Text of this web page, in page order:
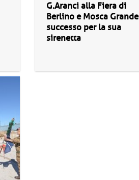
G.Aranci alla Fiera di
Berlino e Mosca Grande
successo per la sua
sirenetta